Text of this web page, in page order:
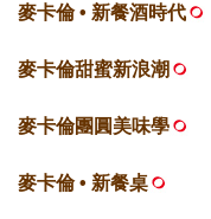
麥卡倫 • 新餐酒時代
麥卡倫甜蜜新浪潮
麥卡倫團圓美味學
麥卡倫 • 新餐桌